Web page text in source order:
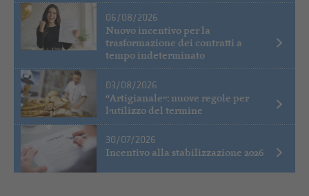
06/08/2026
Nuovo incentivo per la
trasformazione dei contratti a
tempo indeterminato
03/08/2026
“Artigianale”: nuove regole per
l’utilizzo del termine
30/07/2026
Incentivo alla stabilizzazione 2026